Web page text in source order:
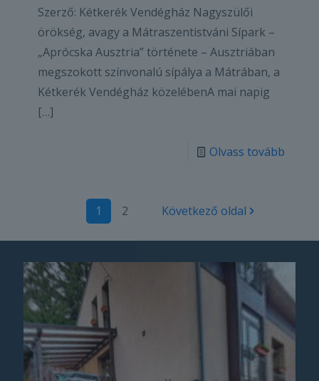
Szerző: Kétkerék Vendégház Nagyszülői
örökség, avagy a Mátraszentistváni Sípark –
„Aprócska Ausztria” története – Ausztriában
megszokott színvonalú sípálya a Mátrában, a
Kétkerék Vendégház közelébenA mai napig
[…]
Olvass tovább
1 2 Következő oldal